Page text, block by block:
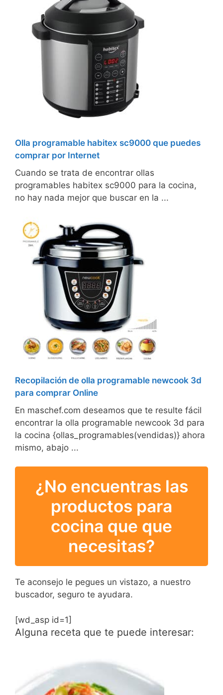
Olla programable habitex sc9000 que puedes
comprar por Internet
Cuando se trata de encontrar ollas
programables habitex sc9000 para la cocina,
no hay nada mejor que buscar en la ...
Recopilación de olla programable newcook 3d
para comprar Online
En maschef.com deseamos que te resulte fácil
encontrar la olla programable newcook 3d para
la cocina {ollas_programables(vendidas)} ahora
mismo, abajo ...
¿No encuentras las
productos para
cocina que que
necesitas?
Te aconsejo le pegues un vistazo, a nuestro
buscador, seguro te ayudara.
[wd_asp id=1]
Alguna receta que te puede interesar: